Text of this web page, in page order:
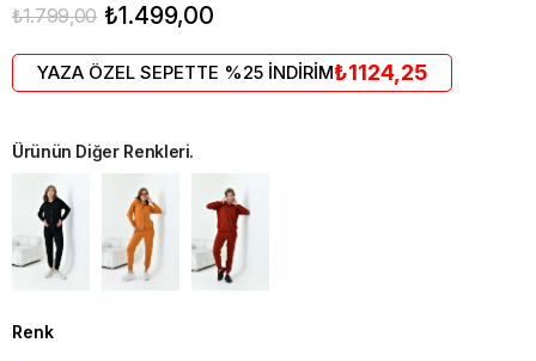
₺1.799,00 ₺1.499,00
YAZA ÖZEL SEPETTE %25 İNDİRİM₺1124,25
Ürünün Diğer Renkleri.
Renk